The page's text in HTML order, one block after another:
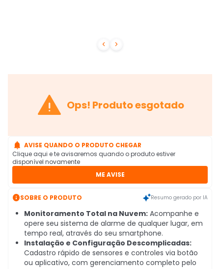
 
 Ops! Produto esgotado
 AVISE QUANDO O PRODUTO CHEGAR
Clique aqui e te avisaremos quando o produto estiver
disponível novamente
ME AVISE
SOBRE O PRODUTO Resumo gerado por IA
Monitoramento Total na Nuvem: Acompanhe e
opere seu sistema de alarme de qualquer lugar, em
tempo real, através do seu smartphone.
Instalação e Configuração Descomplicadas:
Cadastro rápido de sensores e controles via botão
ou aplicativo, com gerenciamento completo pelo